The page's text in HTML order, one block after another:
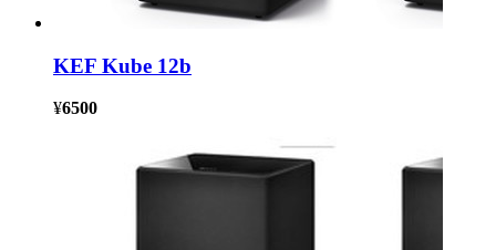
KEF Kube 12b
¥6500